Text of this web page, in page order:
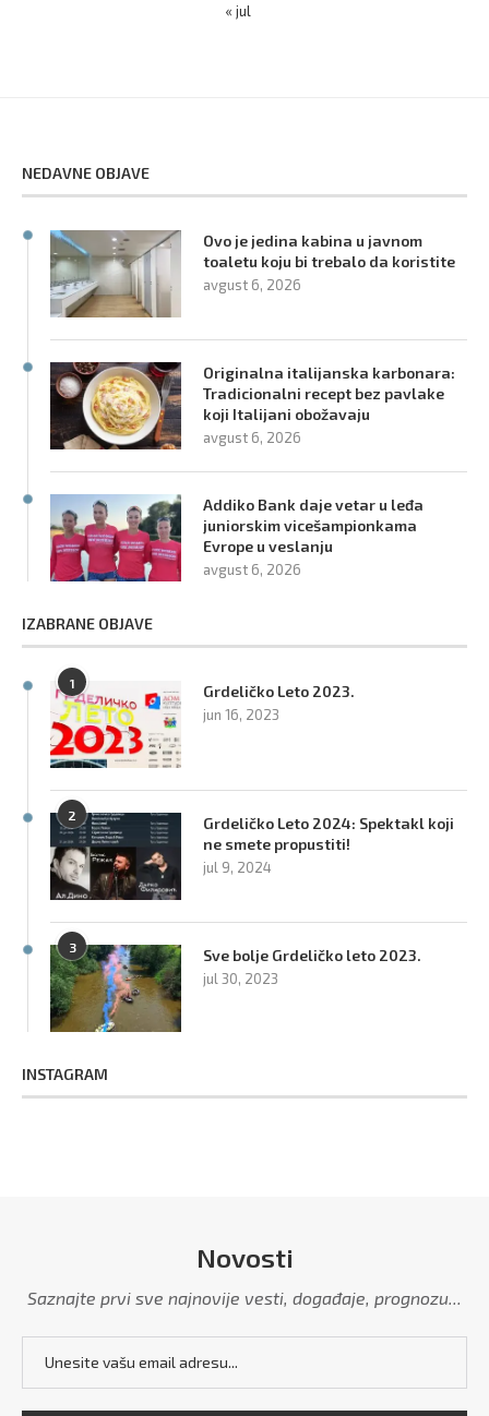
« jul
NEDAVNE OBJAVE
Ovo je jedina kabina u javnom
toaletu koju bi trebalo da koristite
avgust 6, 2026
Originalna italijanska karbonara:
Tradicionalni recept bez pavlake
koji Italijani obožavaju
avgust 6, 2026
Addiko Bank daje vetar u leđa
juniorskim vicešampionkama
Evrope u veslanju
avgust 6, 2026
IZABRANE OBJAVE
1 Grdeličko Leto 2023.
jun 16, 2023
2
Grdeličko Leto 2024: Spektakl koji
ne smete propustiti!
jul 9, 2024
3 Sve bolje Grdeličko leto 2023.
jul 30, 2023
INSTAGRAM
Novosti
Saznajte prvi sve najnovije vesti, događaje, prognozu...